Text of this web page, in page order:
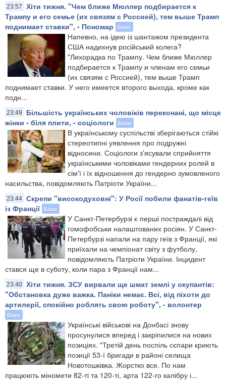
23:57
Хіти тижня. "Чем ближе Мюллер подбирается к
Трампу и его семье (их связям с Россией), тем выше Трамп
поднимает ставки", - Пономар
Блог
Напевно, на ідею із шантажом президента
США надихнув російський колега?
"Лихорадка по Трампу. Чем ближе Мюллер
подбирается к Трампу и членам его семьи
(их связям с Россией), тем выше Трамп
поднимает ставки. У него имеется второго выхода, кроме как
подн...
23:49
Більшість українських чоловіків переконані, що місце
жінки - біля плити, - соціологи
Блог
В українському суспільстві зберігаються стійкі
стереотипні уявлення про подружні
відносини. Соціологи з'ясували сприйняття
українськими чоловіками гендерних ролей в
сім'ї і їх відношення до гендерно зумовленого
насильства, повідомляють Патріоти України...
23:44 Скрепи "високодуховні": У Росії побили фанатів-геїв
із Франції Блог
У Санкт-Петербурзі є перші постраждалі від
гомофобськи налаштованих росіян. У Санкт-
Петербурзі напали на пару геїв з Франції, які
приїхали на чемпіонат світу з футболу,
повідомляють Патріоти України. Інцидент
стався ще в суботу, коли пара з Франції нам...
23:40 Хіти тижня. ЗСУ вирвали ще шмат землі у окупантів:
"Обстановка дуже важка. Паніки немає. Всі, від піхоти до
артилерії, спокійно роблять свою роботу", - волонтер
Блог
Українські військові на Донбасі знову
просунулися вперед і закріпилися на нових
позиціях. "Третій день поспіль сєпари криють
позиції 53-ї бригади в районі селища
Новотошківка. Жорстко все. По нам
працюють міномети 82-ті та 120-ті, арта 122-го калібру і...